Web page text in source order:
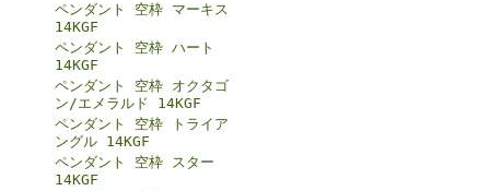
ペンダント 空枠 マーキス
14KGF
ペンダント 空枠 ハート
14KGF
ペンダント 空枠 オクタゴ
ン/エメラルド 14KGF
ペンダント 空枠 トライア
ングル 14KGF
ペンダント 空枠 スター
14KGF